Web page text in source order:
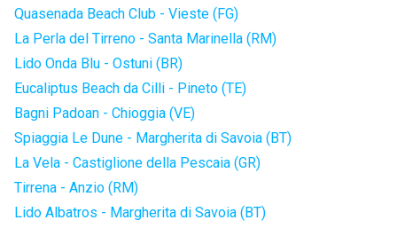
Quasenada Beach Club - Vieste (FG)
La Perla del Tirreno - Santa Marinella (RM)
Lido Onda Blu - Ostuni (BR)
Eucaliptus Beach da Cilli - Pineto (TE)
Bagni Padoan - Chioggia (VE)
Spiaggia Le Dune - Margherita di Savoia (BT)
La Vela - Castiglione della Pescaia (GR)
Tirrena - Anzio (RM)
Lido Albatros - Margherita di Savoia (BT)